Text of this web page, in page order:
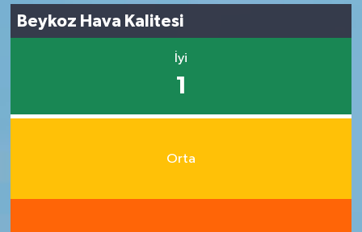
Beykoz Hava Kalitesi
İyi
1
Orta